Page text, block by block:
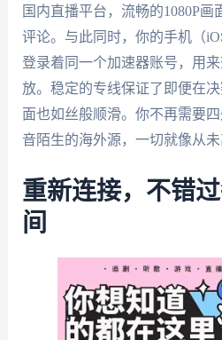
国内直播平台，流畅的1080P
评论。与此同时，你的手机（
登录着同一个加速器账号，用
放。稳定的专线保证了即便在
面也如丝般顺滑。你不再需要
音陌生的海外源，一切就像从未
重新连接，不错
间